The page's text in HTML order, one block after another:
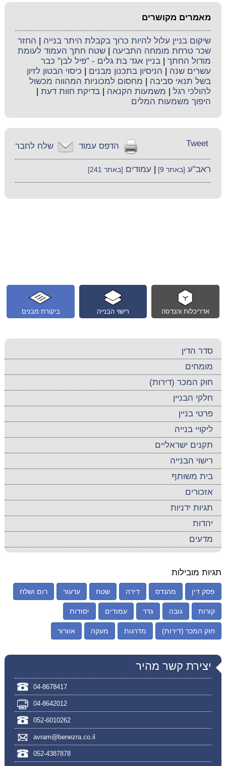
מאמרים מקושרים
שיקום בניין עלול להיות כרוך בקבלת היתר בנייה
החזר
שכר טרחת מומחה התביעה |שטח חתך העמוד לעומת
מודול החתך |בניין אגד בת גלים - "פיל לבן" כבר
עשרים שנה
הניסיון בתכנון מבנים
כיסוי הבטון לזיון
בשל תנאי סביבה
מחסום למכוניות המהווה מכשול
להולכי רגל
משמעות הקנאה |בדיקת חוות דעת
היפוך משמעות המלים
שלח לחבר הדפס עמוד Tweet
ראב"ע [באתר 9] עמודים [באתר 241]
ביקורת מבנים רישוי הבנייה אדריכלות והנדסה
סדר הדין
מומחים
חוק המכר (דירות)
חלקי הבניין
פרטי בניין
ליקויי בנייה
תקנים ישראליים
רישוי הבנייה
בית משותף
אזכורים
תגיות ידניות
יהדות
מדעים
תגיות מובילות
פסק דין מהנדס דירה שטח ערעור רום ושלח
קורות גובה גדר עמודים יסודות
חוק המכר (דירות) מדרגות מעקה אוורור
יצירת קשר מהיר
04-8678417
04-8642012
052-6010262
avram@benezra.co.il
052-4387878